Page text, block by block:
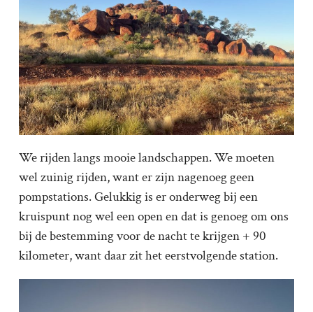
We rijden langs mooie landschappen. We moeten
wel zuinig rijden, want er zijn nagenoeg geen
pompstations. Gelukkig is er onderweg bij een
kruispunt nog wel een open en dat is genoeg om ons
bij de bestemming voor de nacht te krijgen + 90
kilometer, want daar zit het eerstvolgende station.